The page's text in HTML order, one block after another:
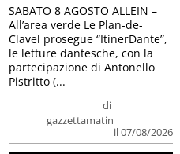
di
gazzettamatin
il 07/08/2026
SABATO 8 AGOSTO ALLEIN –
All’area verde Le Plan-de-
Clavel prosegue “ItinerDante”,
le letture dantesche, con la
partecipazione di Antonello
Pistritto (...